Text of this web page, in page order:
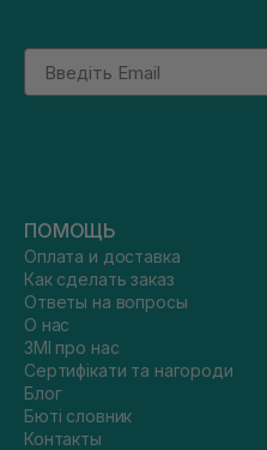
Email
ПОМОЩЬ
Оплата и доставка
Как сделать заказ
Ответы на вопросы
О нас
ЗМІ про нас
Сертифікати та нагороди
Блог
Бюті словник
Контакты